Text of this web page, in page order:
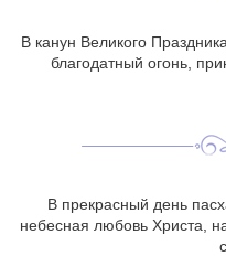
В канун Великого
благодатный огонь,
В прекрасный день
небесная любовь Христа,